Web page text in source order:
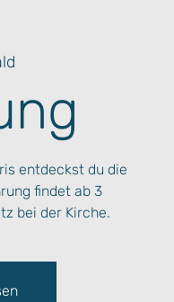
entdeckst du die
findet ab 3
bei der Kirche.